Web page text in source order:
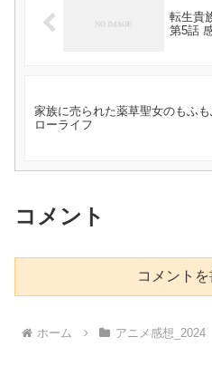
転生貴
第5話
家族に売られた薬草聖女のもふも
ローライフ
コメント
コメント
ホーム アニメ感想_2024